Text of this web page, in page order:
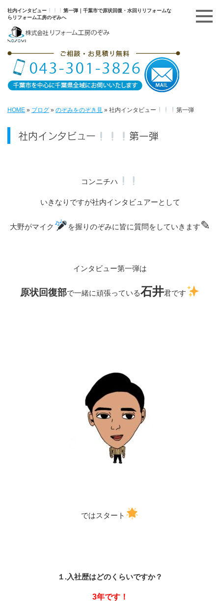
社内インタビュー
第一弾｜千葉市で原状回復・水回りリフォームな
らリフォーム工房のぞみへ
HOME » ブログ » のぞみをのぞき見 » 社内インタビュー 第一弾
社内インタビュー 第一弾
コンニチハ
いきなりですが社内インタビュアーとして
大野がマイク を握りのぞみに皆に質問をしていきます✎
インタビュー第一弾は
原状回復部で一緒に頑張っている石井君です
ではスタート
１.入社歴はどのくらいですか？
3年です！